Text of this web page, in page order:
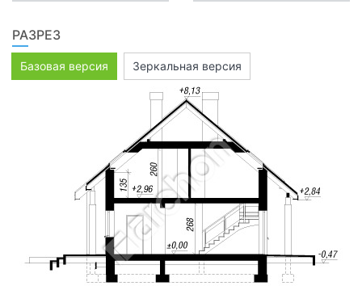
РАЗРЕЗ
Базовая версия Зеркальная версия